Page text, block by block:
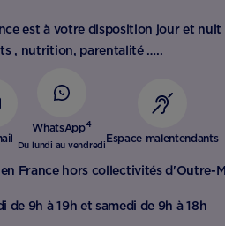
est à votre disposition jour et
, nutrition, parentalité …..
WhatsApp4
Du lundi au vendrediEspace malentendants
France hors collectivités d'Outre-
de 9h à 19h et samedi de 9h à 18h